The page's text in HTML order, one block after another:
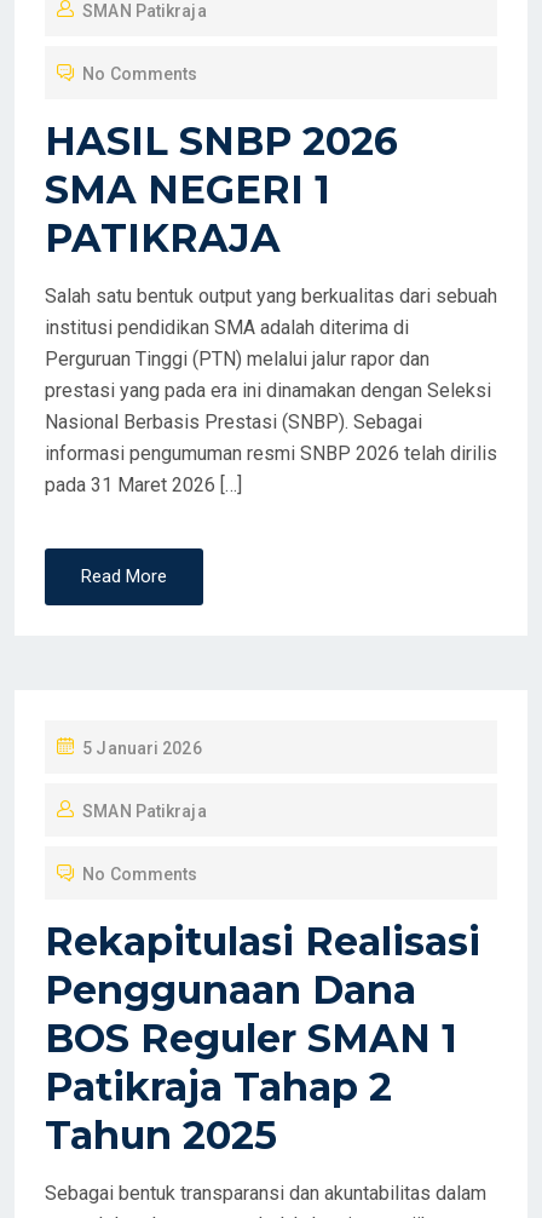
S
E
O
N
SMAN Patikraja
No Comments
HASIL SNBP 2026
SMA NEGERI 1
PATIKRAJA
Salah satu bentuk output yang berkualitas dari sebuah
institusi pendidikan SMA adalah diterima di
Perguruan Tinggi (PTN) melalui jalur rapor dan
prestasi yang pada era ini dinamakan dengan Seleksi
Nasional Berbasis Prestasi (SNBP). Sebagai
informasi pengumuman resmi SNBP 2026 telah dirilis
pada 31 Maret 2026 […]
Read More
P
S
E
O
N
5 Januari 2026
SMAN Patikraja
No Comments
Rekapitulasi Realisasi
Penggunaan Dana
BOS Reguler SMAN 1
Patikraja Tahap 2
Tahun 2025
Sebagai bentuk transparansi dan akuntabilitas dalam